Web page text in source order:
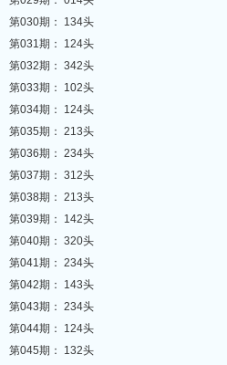
第030期： 134头
第031期： 124头
第032期： 342头
第033期： 102头
第034期： 124头
第035期： 213头
第036期： 234头
第037期： 312头
第038期： 213头
第039期： 142头
第040期： 320头
第041期： 234头
第042期： 143头
第043期： 234头
第044期： 124头
第045期： 132头